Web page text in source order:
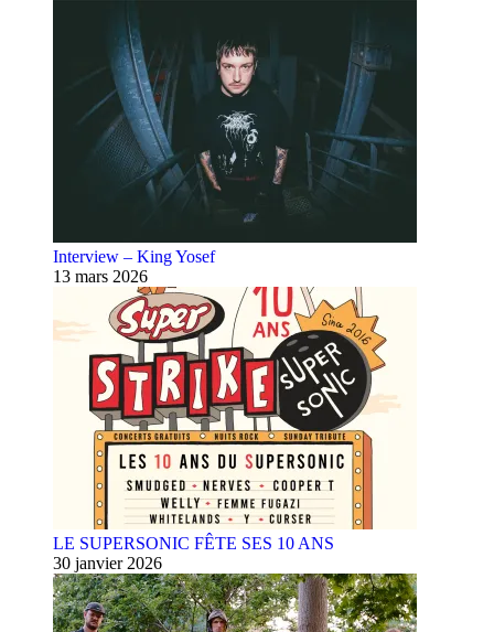
Interview – King Yosef
13 mars 2026
LE SUPERSONIC FÊTE SES 10 ANS
30 janvier 2026